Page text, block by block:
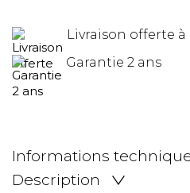
Livraison offerte
Garantie 2 ans
Informations
Description